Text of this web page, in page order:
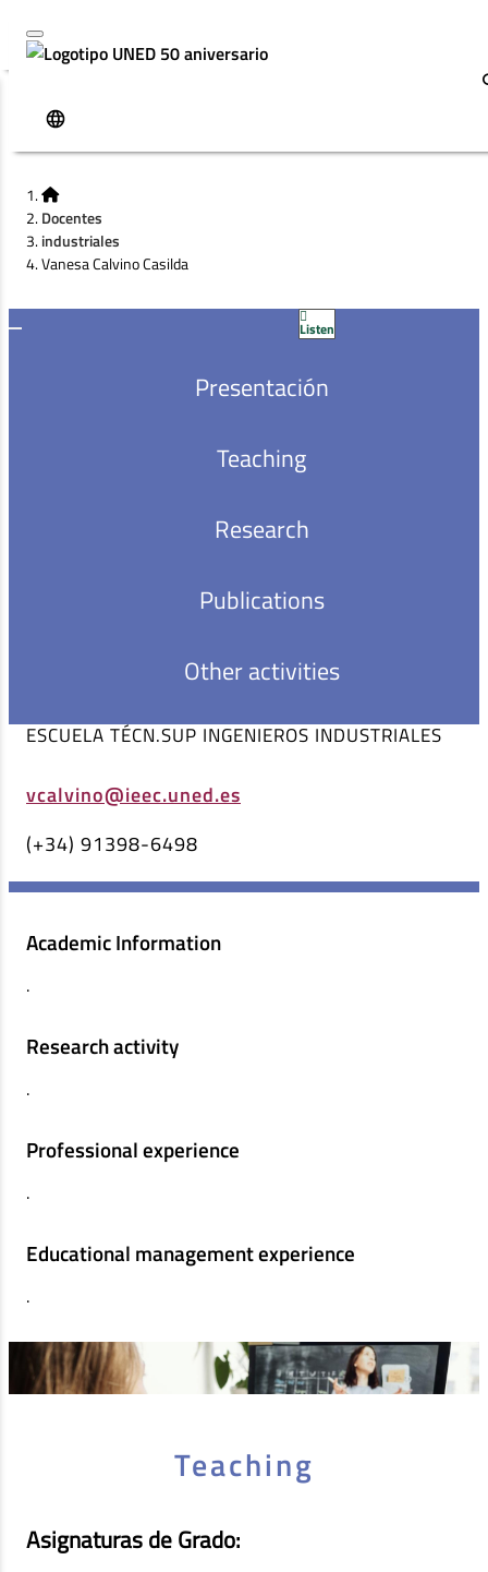
Docentes
industriales
Vanesa Calvino Casilda
Listen
Presentación
Teaching
Research
Publications
Other activities
COORDINADOR TITULO GRADO ING. ELECTRICA
PROFESORA TITULAR UNIVERSIDAD
TELEMÁTICA Y QUÍMICA APLICADA A LA
ESCUELA TÉCN.SUP INGENIEROS INDUSTRIALES
vcalvino@ieec.uned.es
(+34) 91398-6498
Academic Information
.
Research activity
.
Professional experience
.
Educational management experience
.
Teaching
Asignaturas de Grado: